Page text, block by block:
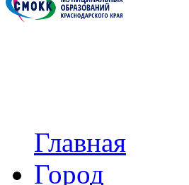
Главная
Город